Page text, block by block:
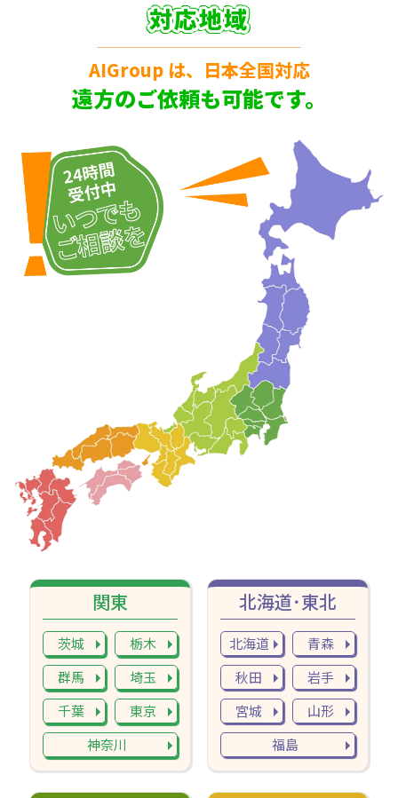
対応地域
AIGroup は、日本全国対応
遠方のご依頼も可能です。
関東
茨城
栃木
群馬
埼玉
千葉
東京
神奈川
北海道･東北
北海道
青森
秋田
岩手
宮城
山形
福島